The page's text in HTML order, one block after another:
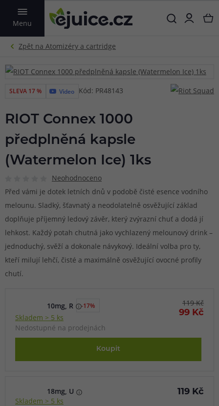
Menu
VYHLEDAT
SLEVA 17 % Video Kód: PR48143
RIOT Connex 1000
předplněná kapsle
(Watermelon Ice) 1ks
Neohodnoceno
Před vámi je dotek letních dnů v podobě čisté esence vodního
melounu. Sladký, šťavnatý a neodolatelně osvěžující základ
doplňuje příjemný ledový závěr, který zvýrazní chuť a dodá jí
lehkost. Každý potah chutná jako vychlazený melounový drink –
jednoduchý, svěží a dokonale návykový. Ideální volba pro ty,
kteří milují lehčí, čisté a maximálně osvěžující ovocné profily
chutí.
10mg, R -17%
Skladem > 5 ks
Nedostupné na prodejnách
119 Kč
99 Kč
Koupit
18mg, U
Skladem > 5 ks
119 Kč